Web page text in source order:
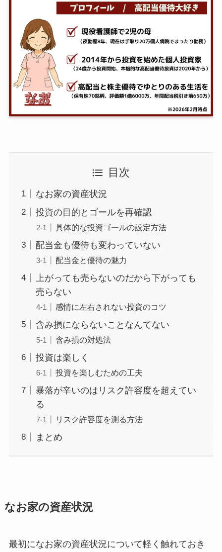
目次
なお家の資産状況
投資の目的とゴールを再確認
具体的な投資ゴールの設定方法
配当金も優待も変わっていない
配当金と優待の魅力
上がっても売らないのだから下がっても
売らない
感情に左右されない投資のコツ
含み損にならないことなんてない
含み損の対処法
投資は楽しく
投資を楽しむための工夫
暴落が辛いのはリスク許容度を超えてい
る
リスク許容度を測る方法
まとめ
なお家の資産状況
最初になお家の資産状況について軽く触れておき